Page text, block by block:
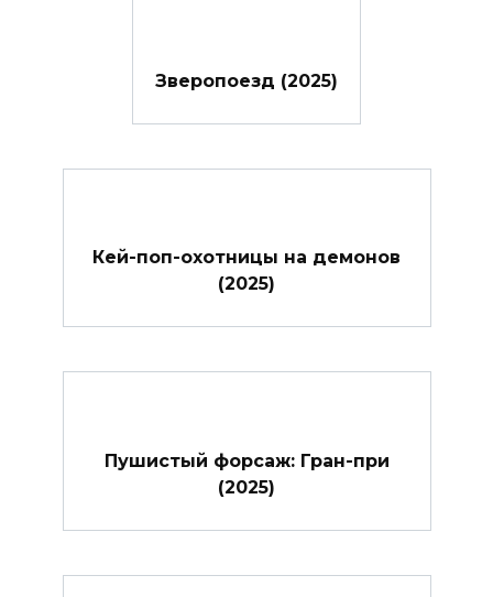
Зверопоезд (2025)
Кей-поп-охотницы на демонов
(2025)
Пушистый форсаж: Гран-при
(2025)